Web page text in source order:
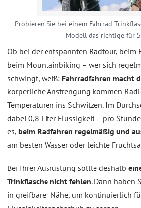
Probieren Sie bei einem Fahrrad-
Modell das richtige für
Ob bei der entspannten Radtour, beim
beim Mountainbiking – wer sich
schwingt, weiß: Fahrradfahren macht
körperliche Anstrengung kommen
Temperaturen ins Schwitzen. Im
dabei 0,8 Liter Flüssigkeit – pro
es, beim Radfahren regelmäßig und
am besten Wasser oder leichte
Bei Ihrer Ausrüstung sollte deshalb
Trinkflasche nicht fehlen. Dann haben
in greifbarer Nähe, um kontinuierlich